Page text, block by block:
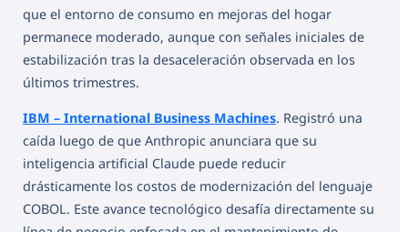
que el entorno de consumo en mejoras del hogar
permanece moderado, aunque con señales iniciales de
estabilización tras la desaceleración observada en los
últimos trimestres.
IBM – International Business Machines. Registró una
caída luego de que Anthropic anunciara que su
inteligencia artificial Claude puede reducir
drásticamente los costos de modernización del lenguaje
COBOL. Este avance tecnológico desafía directamente su